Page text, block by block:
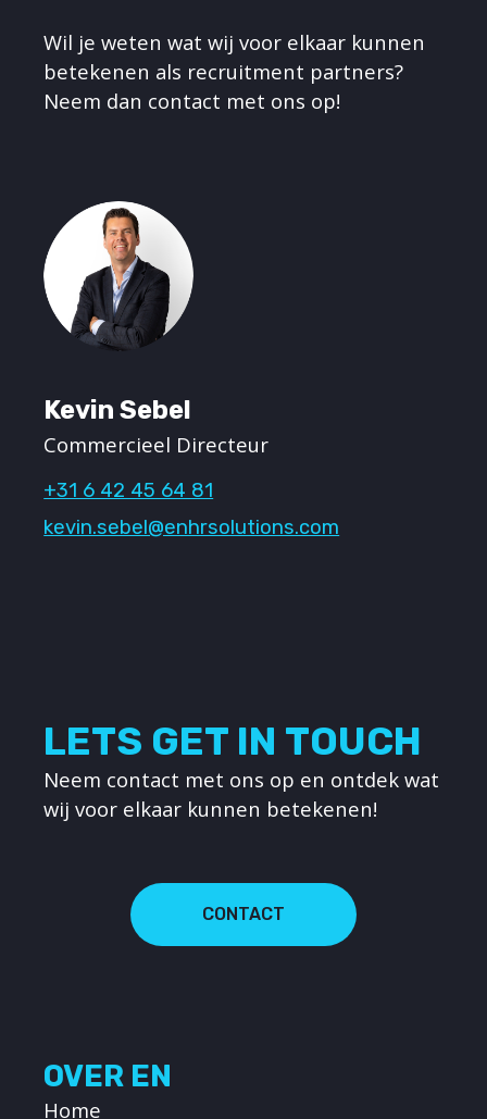
Wil je weten wat wij voor elkaar kunnen
betekenen als recruitment partners?
Neem dan contact met ons op!
Kevin Sebel
Commercieel Directeur
+31 6 42 45 64 81
kevin.sebel@enhrsolutions.com
LETS GET IN TOUCH
Neem contact met ons op en ontdek wat
wij voor elkaar kunnen betekenen!
CONTACT
OVER EN
Home